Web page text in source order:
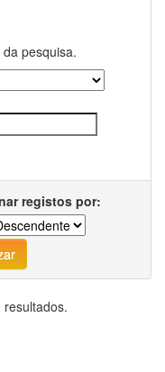
pesquisa.
registos por: